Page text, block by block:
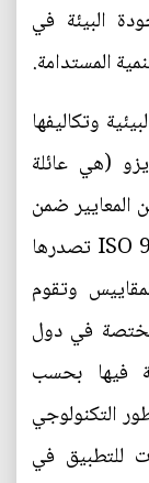
البيئة في
المستدامة.
وتكاليفها
(هي عائلة
المعايير ضمن
نظام إدارة الجودة. ومقاييس الايزو 9000 ISO تصدرها
وتقوم
في دول
فيها بحسب
التكنولوجي
للتطبيق في